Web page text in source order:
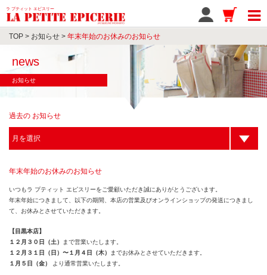
ラ プティット エピスリー
TOP > お知らせ > 年末年始のお休みのお知らせ
news
お知らせ
過去の お知らせ
年末年始のお休みのお知らせ
いつもラ プティット エピスリーをご愛顧いただき誠にありがとうございます。
年末年始につきまして、以下の期間、本店の営業及びオンラインショップの発送につきまし
て、お休みとさせていただきます。
【目黒本店】
１２月３０日（土）
まで営業いたします。
１２月３１日（日）〜１月４日（木）
までお休みとさせていただきます。
１月５日（金）
より通常営業いたします。